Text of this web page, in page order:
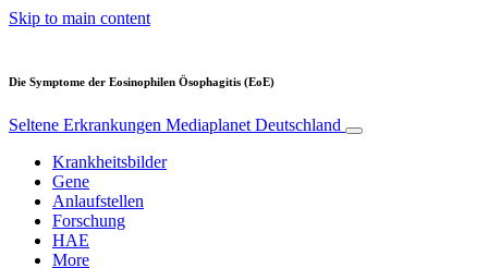
Skip to main content
Die Symptome der Eosinophilen Ösophagitis (EoE)
Seltene Erkrankungen Mediaplanet Deutschland
Krankheitsbilder
Gene
Anlaufstellen
Forschung
HAE
More